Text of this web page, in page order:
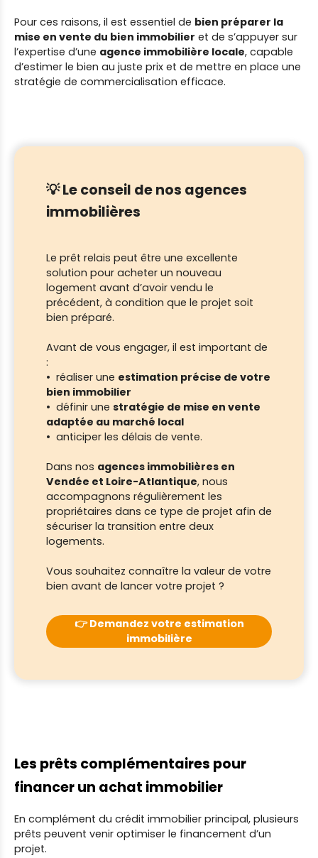
Pour ces raisons, il est essentiel de bien préparer la
mise en vente du bien immobilier et de s’appuyer sur
l’expertise d’une agence immobilière locale, capable
d’estimer le bien au juste prix et de mettre en place une
stratégie de commercialisation efficace.
💡 Le conseil de nos agences
immobilières
Le prêt relais peut être une excellente
solution pour acheter un nouveau
logement avant d’avoir vendu le
précédent, à condition que le projet soit
bien préparé.
Avant de vous engager, il est important de
:
réaliser une estimation précise de votre
bien immobilier
définir unestratégie de mise en vente
adaptée au marché local
anticiper les délais de vente.
Dans nos agences immobilières en
Vendée et Loire-Atlantique, nous
accompagnons régulièrement les
propriétaires dans ce type de projet afin de
sécuriser la transition entre deux
logements.
Vous souhaitez connaître la valeur de votre
bien avant de lancer votre projet ?
👉 Demandez votre estimation
immobilière
Les prêts complémentaires pour
financer un achat immobilier
En complément du crédit immobilier principal, plusieurs
prêts peuvent venir optimiser le financement d’un
projet.